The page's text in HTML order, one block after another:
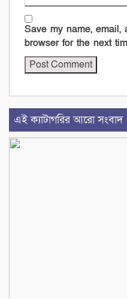
Save my name, email,
browser for the next
এই ক্যাটাগরির আরো সংবাদ